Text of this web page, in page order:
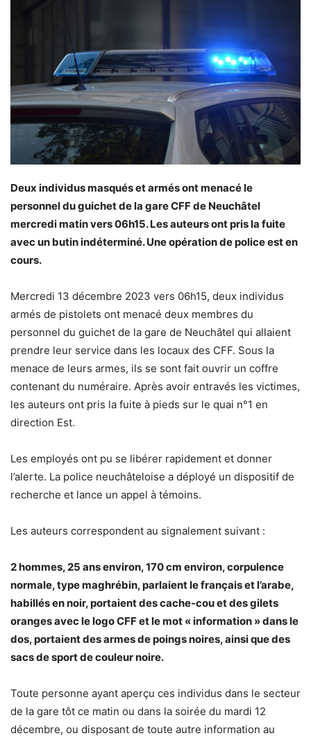
Deux individus masqués et armés ont menacé le
personnel du guichet de la gare CFF de Neuchâtel
mercredi matin vers 06h15. Les auteurs ont pris la fuite
avec un butin indéterminé. Une opération de police est en
cours.
Mercredi 13 décembre 2023 vers 06h15, deux individus
armés de pistolets ont menacé deux membres du
personnel du guichet de la gare de Neuchâtel qui allaient
prendre leur service dans les locaux des CFF. Sous la
menace de leurs armes, ils se sont fait ouvrir un coffre
contenant du numéraire. Après avoir entravés les victimes,
les auteurs ont pris la fuite à pieds sur le quai n°1 en
direction Est.
Les employés ont pu se libérer rapidement et donner
l’alerte. La police neuchâteloise a déployé un dispositif de
recherche et lance un appel à témoins.
Les auteurs correspondent au signalement suivant :
2 hommes, 25 ans environ, 170 cm environ, corpulence
normale, type maghrébin, parlaient le français et l’arabe,
habillés en noir, portaient des cache-cou et des gilets
oranges avec le logo CFF et le mot « information » dans le
dos, portaient des armes de poings noires, ainsi que des
sacs de sport de couleur noire.
Toute personne ayant aperçu ces individus dans le secteur
de la gare tôt ce matin ou dans la soirée du mardi 12
décembre, ou disposant de toute autre information au